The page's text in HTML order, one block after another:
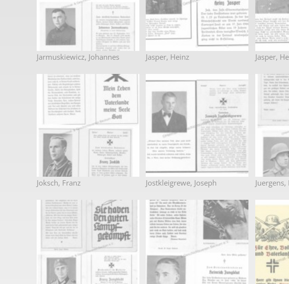
Jarmuskiewicz, Johannes Jasper, Heinz Jasper,
Joksch, Franz Jostkleigrewe, Joseph Juergens,